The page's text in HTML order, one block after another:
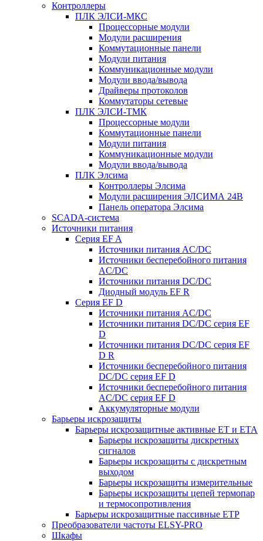
Контроллеры
ПЛК ЭЛСИ-МКС
Процессорные модули
Модули расширения
Коммутационные панели
Модули питания
Коммуникационные модули
Модули ввода/вывода
Драйверы протоколов
Коммутаторы сетевые
ПЛК ЭЛСИ-ТМК
Процессорные модули
Коммутационные панели
Модули питания
Коммуникационные модули
Модули ввода/вывода
ПЛК Элсима
Контроллеры Элсима
Модули расширения ЭЛСИМА 24В
Панель оператора Элсима
SCADA-система
Источники питания
Серия EF A
Источники питания AC/DC
Источники бесперебойного питания
AC/DC
Источники питания DC/DC
Диодный модуль EF R
Серия EF D
Источники питания AC/DC
Источники питания DC/DC серия EF
D
Источники питания DC/DC серия EF
D R
Источники бесперебойного питания
DC/DC серия EF D
Источники бесперебойного питания
AC/DC серия EF D
Аккумуляторные модули
Барьеры искрозащиты
Барьеры искрозащитные активные ET и ETA
Барьеры искрозащиты дискретных
сигналов
Барьеры искрозащиты с дискретным
выходом
Барьеры искрозащиты измерительные
Барьеры искрозащиты цепей термопар
и термосопротивления
Барьеры искрозащитные пассивные ЕТР
Преобразователи частоты ELSY-PRO
Шкафы